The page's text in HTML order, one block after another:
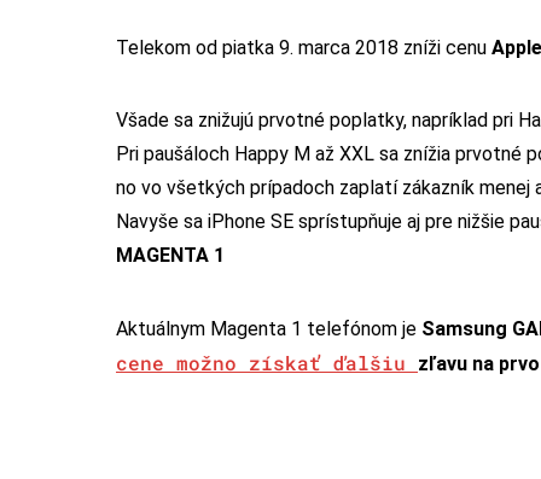
Telekom od piatka 9. marca 2018 zníži cenu Apple
Všade sa znižujú prvotné poplatky, napríklad pri
Pri paušáloch Happy M až XXL sa znížia prvotné
no vo všetkých prípadoch zaplatí zákazník menej
Navyše sa iPhone SE sprístupňuje aj pre nižšie
MAGENTA 1
Aktuálnym Magenta 1 telefónom je Samsung
cene možno získať ďalšiu zľavu na